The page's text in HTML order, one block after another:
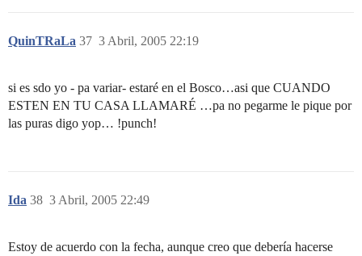
QuinTRaLa 3 Abril, 2005 22:19
37
si es sdo yo - pa variar- estaré en el Bosco…asi que CUANDO
ESTEN EN TU CASA LLAMARÉ …pa no pegarme le pique por
las puras digo yop… !punch!
Ida 3 Abril, 2005 22:49
38
Estoy de acuerdo con la fecha, aunque creo que debería hacerse